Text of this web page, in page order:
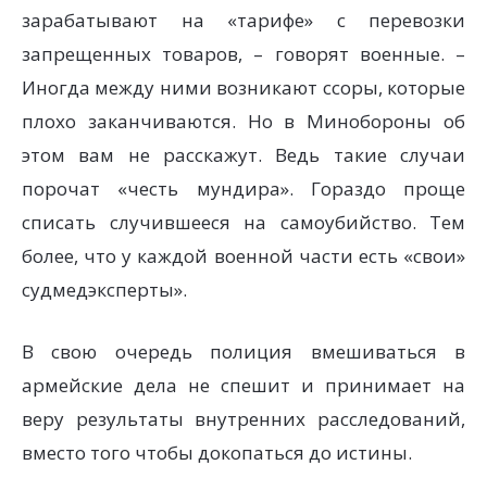
зарабатывают на «тарифе» с перевозки
запрещенных товаров, – говорят военные. –
Иногда между ними возникают ссоры, которые
плохо заканчиваются. Но в Минобороны об
этом вам не расскажут. Ведь такие случаи
порочат «честь мундира». Гораздо проще
списать случившееся на самоубийство. Тем
более, что у каждой военной части есть «свои»
судмедэксперты».
В свою очередь полиция вмешиваться в
армейские дела не спешит и принимает на
веру результаты внутренних расследований,
вместо того чтобы докопаться до истины.